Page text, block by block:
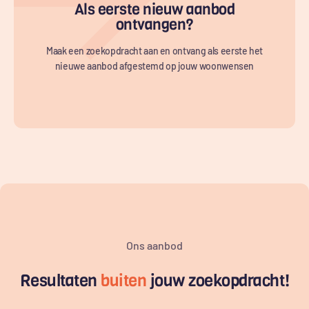
Als eerste nieuw aanbod
ontvangen?
Maak een zoekopdracht aan en ontvang als eerste het
nieuwe aanbod afgestemd op jouw woonwensen
Ons aanbod
Resultaten buiten jouw zoekopdracht!